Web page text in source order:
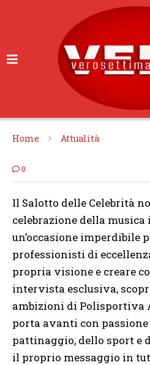
Home Attualità
0
Il Salotto delle Celebrità
celebrazione della
un’occasione imperdibile
professionisti di
propria visione e creare
intervista esclusiva,
ambizioni di Polisportiva
porta avanti con
pattinaggio, dello sport e
il proprio messaggio in